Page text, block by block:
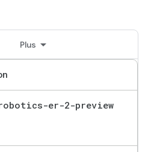
Plus
er-2-preview